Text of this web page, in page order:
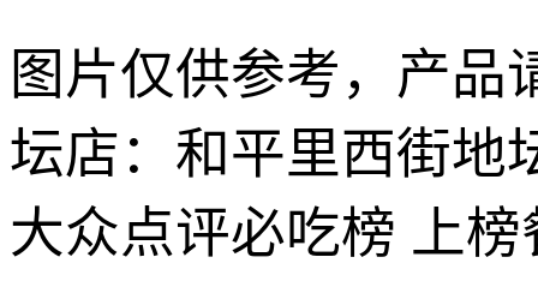
图片仅供参考，产品
坛店：和平里西街地
大众点评必吃榜 上